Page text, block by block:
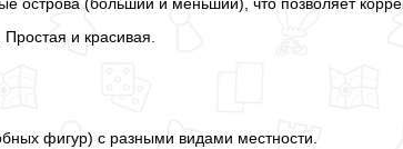
и красивая.
фигур) с разными видами местности.